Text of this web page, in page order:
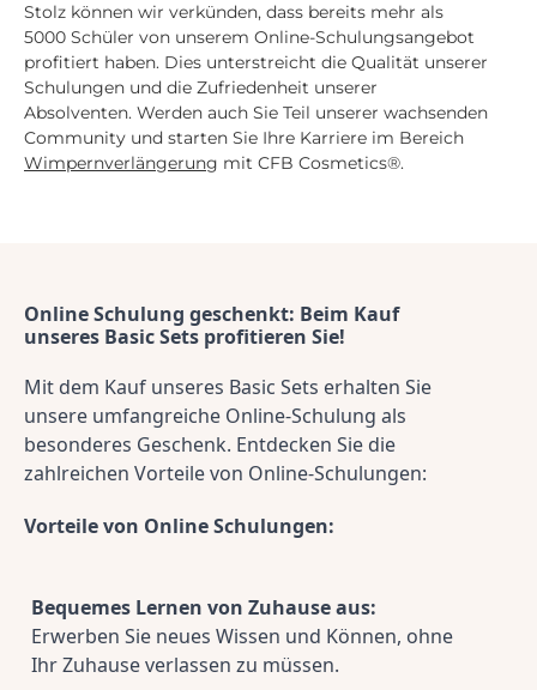
Stolz können wir verkünden, dass bereits mehr als
5000 Schüler von unserem Online-Schulungsangebot
profitiert haben. Dies unterstreicht die Qualität unserer
Schulungen und die Zufriedenheit unserer
Absolventen. Werden auch Sie Teil unserer wachsenden
Community und starten Sie Ihre Karriere im Bereich
Wimpernverlängerung mit CFB Cosmetics®.
Online Schulung geschenkt: Beim Kauf
unseres Basic Sets profitieren Sie!
Mit dem Kauf unseres Basic Sets erhalten Sie
unsere umfangreiche Online-Schulung als
besonderes Geschenk. Entdecken Sie die
zahlreichen Vorteile von Online-Schulungen:
Vorteile von Online Schulungen:
Bequemes Lernen von Zuhause aus:
Erwerben Sie neues Wissen und Können, ohne
Ihr Zuhause verlassen zu müssen.